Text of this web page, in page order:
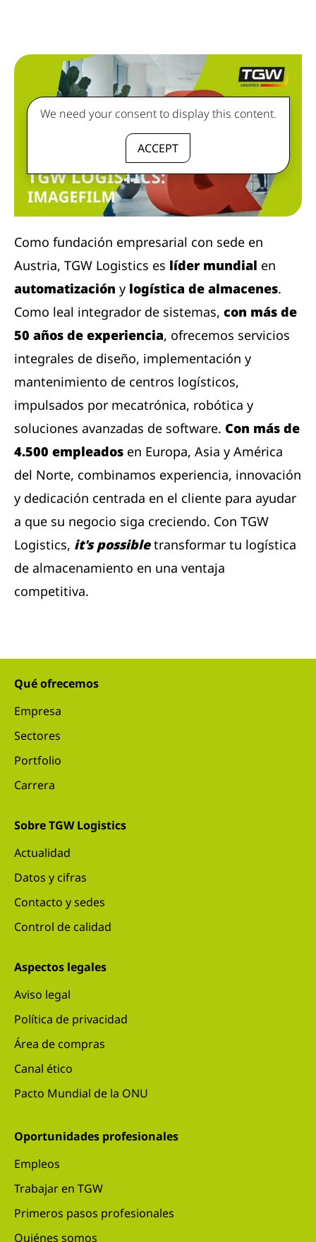
We need your consent to display this content.
ACCEPT
Como fundación empresarial con sede en
Austria, TGW Logistics es líder mundial en
automatización y logística de almacenes.
Como leal integrador de sistemas, con más de
50 años de experiencia, ofrecemos servicios
integrales de diseño, implementación y
mantenimiento de centros logísticos,
impulsados ​​por mecatrónica, robótica y
soluciones avanzadas de software. Con más de
4.500 empleados en Europa, Asia y América
del Norte, combinamos experiencia, innovación
y dedicación centrada en el cliente para ayudar
a que su negocio siga creciendo. Con TGW
Logistics, it's possibletransformar tu logística
de almacenamiento en una ventaja
competitiva.
Qué ofrecemos
Empresa
Sectores
Portfolio
Carrera
Sobre TGW Logistics
Actualidad
Datos y cifras
Contacto y sedes
Control de calidad
Aspectos legales
Aviso legal
Política de privacidad
Área de compras
Canal ético
Pacto Mundial de la ONU
Oportunidades profesionales
Empleos
Trabajar en TGW
Primeros pasos profesionales
Quiénes somos